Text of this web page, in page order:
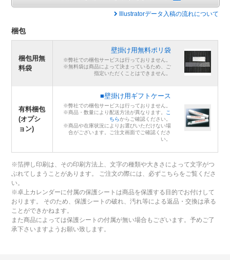
Illustratorデータ入稿の流れについて
梱包
梱包用無
料袋
壁掛け用無料ポリ袋
※弊社での梱包サービスは行っておりません。
※無料袋は商品によって決まっているため、ご
指定いただくことはできません。
有料梱包
(オプシ
ョン)
■壁掛け用ギフトケース
※弊社での梱包サービスは行っておりません。
※商品・数量により配送方法が異なります。
こ
ちらからご確認ください。
※商品や在庫状況によりお選びいただけない場
合がございます。ご注文画面でご確認くださ
い。
※箔押し印刷は、その印刷方法上、文字の種類や大きさによって文字がつ
ぶれてしまうことがあります。 ご注文の際には、必ずこちらをご覧くださ
い。
※卓上カレンダーに付属の保護シートは商品を保護する目的でお付けして
おります。 そのため、保護シートの破れ、汚れ等による返品・交換は承る
ことができかねます。
また商品によっては保護シートの付属が無い場合もございます。予めご了
承下さいますようお願い致します。